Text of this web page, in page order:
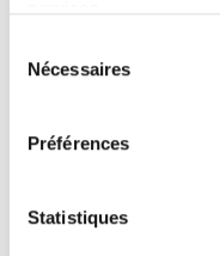
Nécessaires
Préférences
Statistiques